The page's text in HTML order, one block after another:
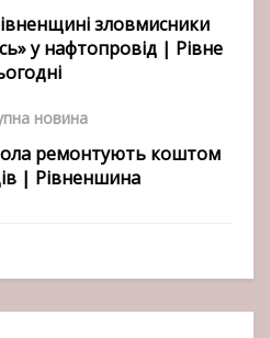
зловмисники
у нафтопровід | Рівне
новина
ремонтують коштом
| Рівненшина